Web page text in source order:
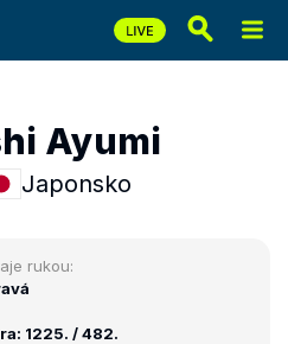
Ayumi
Japonsko
rukou:
1225. / 482.